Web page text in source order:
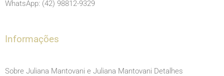
o
r
m
e
WhatsApp: (42) 98812-9329
Informações
Sobre Juliana Mantovani e Juliana Mantovani Detalhes